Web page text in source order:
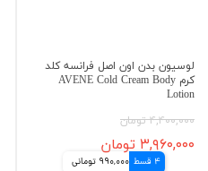
لوسیون بدن اون اصل فرانسه کلد
کرم AVENE Cold Cream Body
Lotion
۴,۴۰۰,۰۰۰ تومان
۳,۹۶۰,۰۰۰ تومان
4 قسط 990,000 تومانی